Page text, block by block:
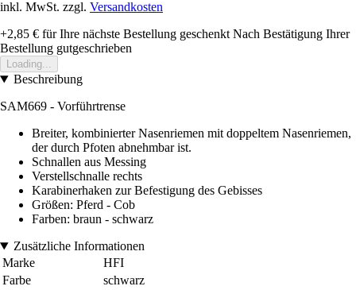
inkl. MwSt. zzgl. Versandkosten
+2,85 € für Ihre nächste Bestellung geschenkt Nach Bestätigung Ihrer
Bestellung gutgeschrieben
Loading...
Beschreibung
SAM669 - Vorführtrense
Breiter, kombinierter Nasenriemen mit doppeltem Nasenriemen,
der durch Pfoten abnehmbar ist.
Schnallen aus Messing
Verstellschnalle rechts
Karabinerhaken zur Befestigung des Gebisses
Größen: Pferd - Cob
Farben: braun - schwarz
Zusätzliche Informationen
Marke
HFI
Farbe
schwarz